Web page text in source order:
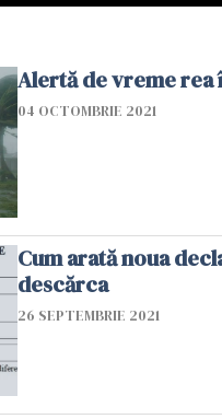
Alertă de vreme rea
04 OCTOMBRIE 2021
Cum arată noua
descărca
26 SEPTEMBRIE 2021